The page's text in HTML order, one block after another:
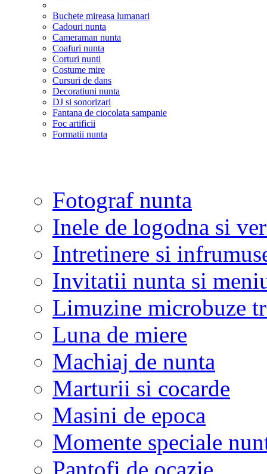
Buchete mireasa lumanari
Cadouri nunta
Cameraman nunta
Coafuri nunta
Corturi nunti
Costume mire
Cursuri de dans
Decoratiuni nunta
DJ si sonorizari
Fantana de ciocolata sampanie
Foc artificii
Formatii nunta
Fotograf nunta
Inele de logodna si
Intretinere si
Invitatii nunta si
Limuzine microbuze
Luna de miere
Machiaj de nunta
Marturii si cocarde
Masini de epoca
Momente speciale
Pantofi de ocazie